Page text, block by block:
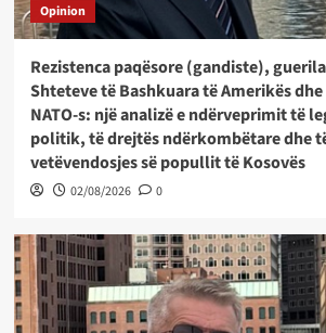
Opinion
Rezistenca paqësore (gandiste),
Shteteve të Bashkuara të Amerikës
NATO-s: një analizë e ndërveprimit të
politik, të drejtës ndërkombëtare dhe
vetëvendosjes së popullit të Kosovës
02/08/2026 0